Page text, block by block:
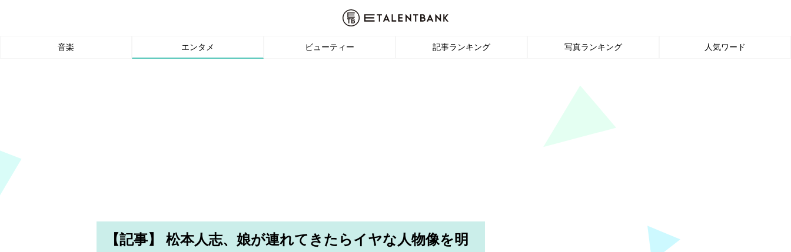
音楽 エンタメ ビューティー 記事ランキング 写真ランキング 人気ワード
【記事】 松本人志、娘が連れてきたらイヤな人物像を明